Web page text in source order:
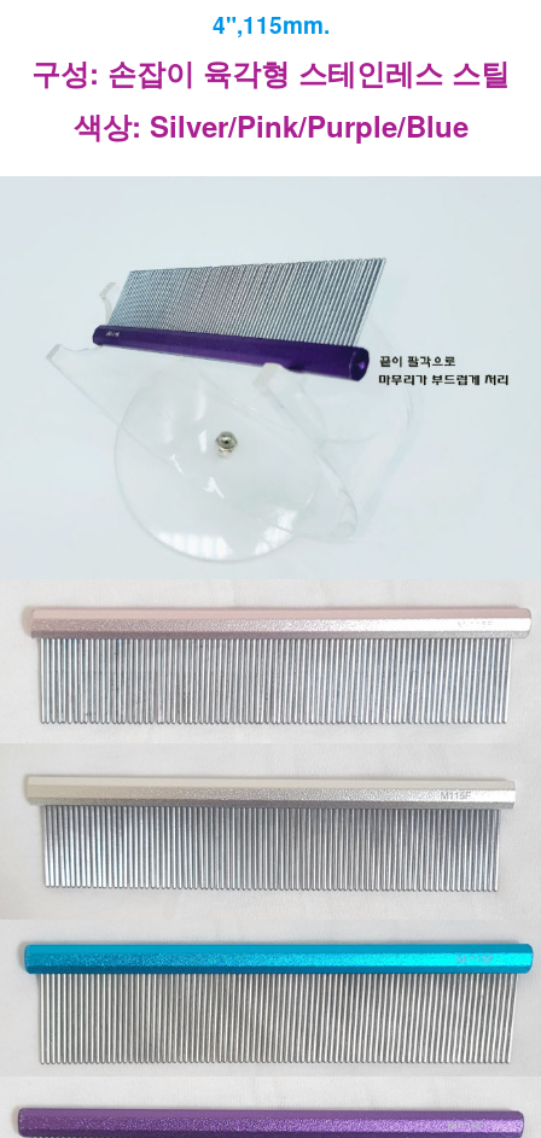
4",115mm.
구성: 손잡이 육각형 스테인레스 스틸
색상: Silver/Pink/Purple/Blue